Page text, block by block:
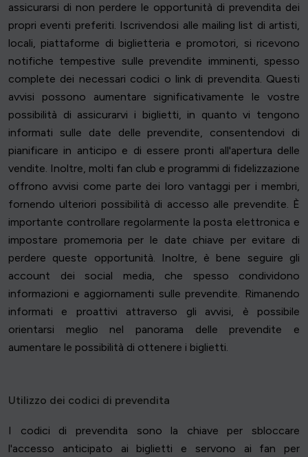
assicurarsi di non perdere le opportunità di prevendita dei
propri eventi preferiti. Iscrivendosi alle mailing list di artisti,
locali, piattaforme di biglietteria e promotori, si ricevono
notifiche tempestive sulle prevendite imminenti, spesso
complete dei necessari codici o link di prevendita. Questi
avvisi possono aumentare significativamente le vostre
possibilità di assicurarvi i biglietti, in quanto vi tengono
informati sulle date delle prevendite, consentendovi di
pianificare in anticipo e di essere pronti all'apertura delle
vendite. Inoltre, molti fan club e programmi di fidelizzazione
offrono avvisi come parte dei loro vantaggi per i membri,
fornendo ulteriori possibilità di accesso alle prevendite. È
importante controllare regolarmente la posta elettronica e
impostare promemoria per le date chiave per evitare di
perdere queste opportunità. Inoltre, è bene seguire gli
account dei social media, che spesso condividono
informazioni e aggiornamenti sulle prevendite. Rimanendo
informati e proattivi attraverso gli avvisi, è possibile
orientarsi meglio nel panorama delle prevendite e
aumentare le possibilità di ottenere i biglietti.
Utilizzo dei codici di prevendita
I codici di prevendita sono la chiave per sbloccare
l'accesso anticipato ai biglietti e servono ai fan per